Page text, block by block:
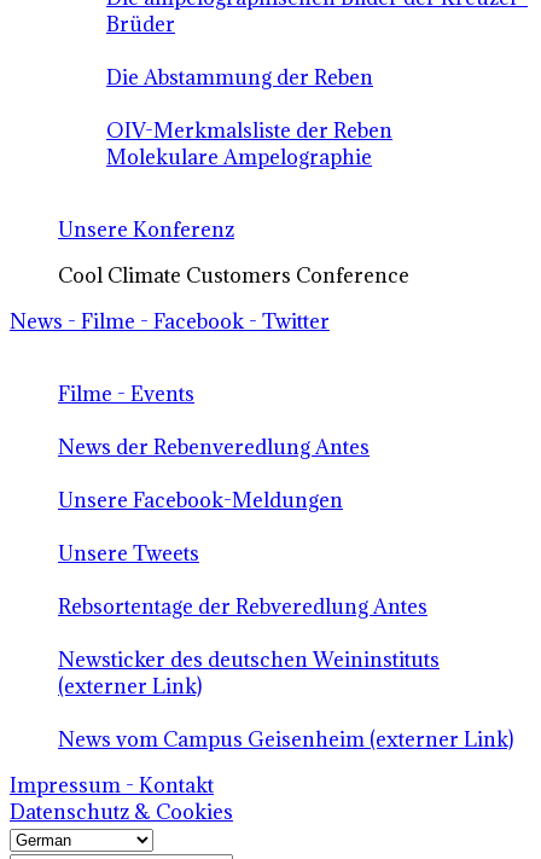
Brüder
Die Abstammung der Reben
OIV-Merkmalsliste der Reben
Molekulare Ampelographie
Unsere Konferenz
Cool Climate Customers Conference
News - Filme - Facebook - Twitter
Filme - Events
News der Rebenveredlung Antes
Unsere Facebook-Meldungen
Unsere Tweets
Rebsortentage der Rebveredlung Antes
Newsticker des deutschen Weininstituts
(externer Link)
News vom Campus Geisenheim (externer Link)
Impressum - Kontakt
Datenschutz & Cookies